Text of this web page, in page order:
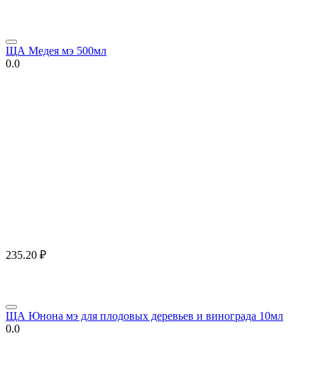
ЩА Медея мэ 500мл
0.0
235.20 ₽
ЩА Юнона мэ для плодовых деревьев и винограда 10мл
0.0